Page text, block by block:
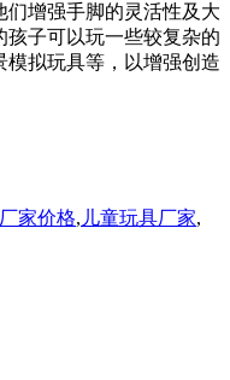
增强手脚的灵活性及大
孩子可以玩一些较复杂的
拟玩具等，以增强创造
家价格, 儿童玩具厂家,